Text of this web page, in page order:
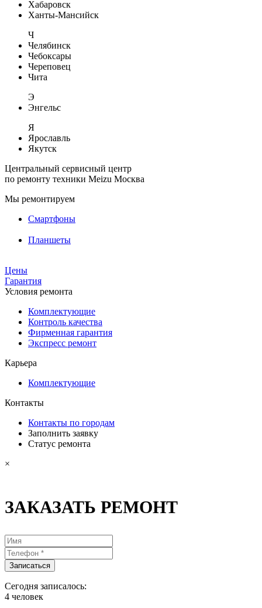
Хабаровск
Ханты-Мансийск
Ч
Челябинск
Чебоксары
Череповец
Чита
Э
Энгельс
Я
Ярославль
Якутск
Центральный сервисный центр
по ремонту техники Meizu Москва
Мы ремонтируем
Смартфоны
Планшеты
Цены
Гарантия
Условия ремонта
Комплектующие
Контроль качества
Фирменная гарантия
Экспресс ремонт
Карьера
Комплектующие
Контакты
Контакты по городам
Заполнить заявку
Статус ремонта
×
ЗАКАЗАТЬ РЕМОНТ
Сегодня записалось:
4 человек